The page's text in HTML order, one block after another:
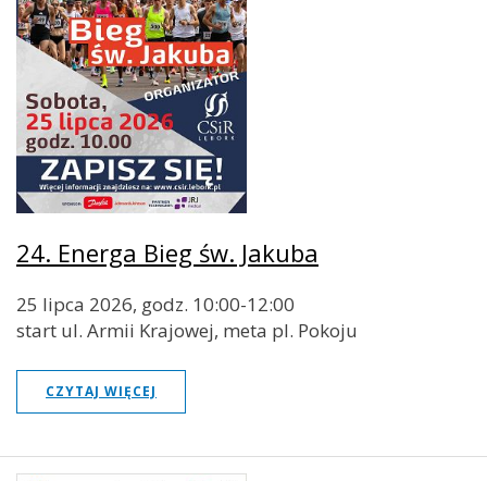
24. Energa Bieg św. Jakuba
25 lipca 2026, godz. 10:00-12:00
start ul. Armii Krajowej, meta pl. Pokoju
CZYTAJ WIĘCEJ